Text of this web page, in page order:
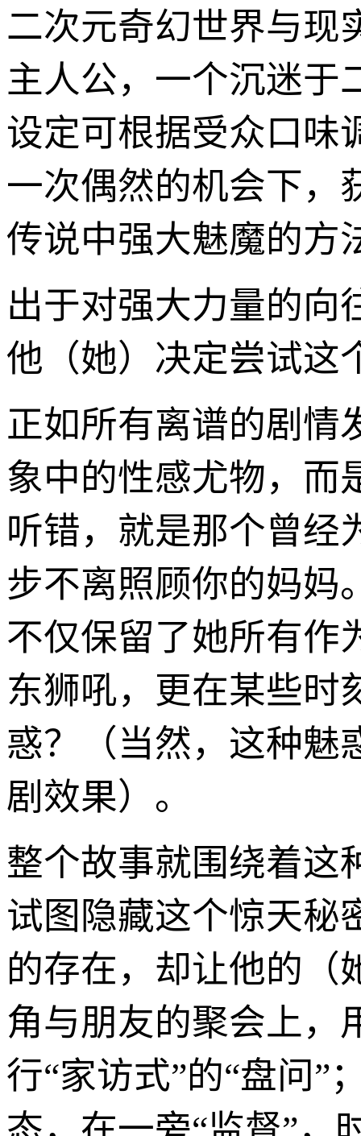
二次元奇幻世界与现
主人公，一个沉迷于
设定可根据受众口味
一次偶然的机会下，
传说中强大魅魔的方
出于对强大力量的向
他（她）决定尝试这
正如所有离谱的剧情
象中的性感尤物，
听错，就是那个曾经
步不离照顾你的妈妈
不仅保留了她所有作
东狮吼，更在某些
惑？（当然，这种魅
剧效果）。
整个故事就围绕着这
试图隐藏这个惊天秘
的存在，却让他的（
角与朋友的聚会上，
行“家访式”的“盘问”